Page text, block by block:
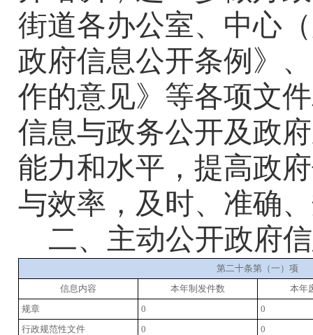
街道各办公室、中心
政府信息公开条例》
作的意见》 等各项文件
信息与政务公开及政
能力和水平 ，提高政
与效率， 及 时、准确
二、主动公开政府
第二十条第（一）项
信息内容
本年制发件数
本年
规章
0
0
行政规范性文件
0
0